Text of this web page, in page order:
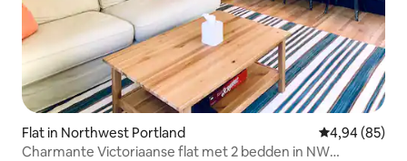
Flat in Northwest Portland Gemiddelde
4,94 (85)
Charmante Victoriaanse flat met 2 bedden in NW